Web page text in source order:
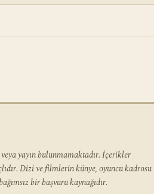
yayın bulunmamaktadır. İçerikler
Dizi ve filmlerin künye, oyuncu kadrosu
bir başvuru kaynağıdır.